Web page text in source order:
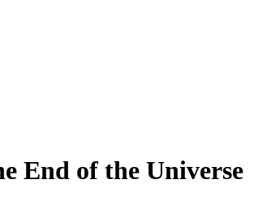
End of the Universe